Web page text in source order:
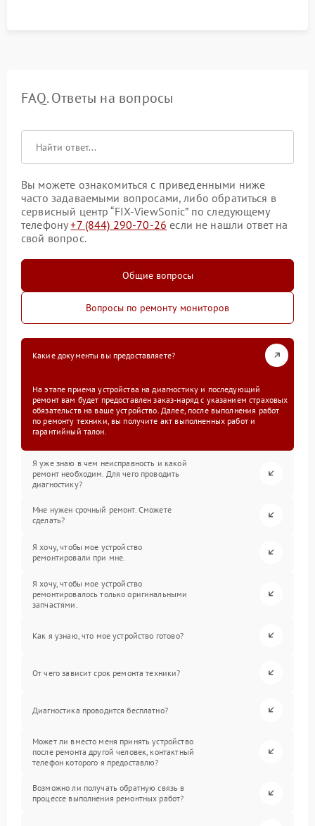
FAQ. Ответы на вопросы
Вы можете ознакомиться с приведенными ниже
часто задаваемыми вопросами, либо обратиться в
сервисный центр “FIX-ViewSonic” по следующему
телефону+7 (844) 290-70-26 если не нашли ответ на
свой вопрос.
Общие вопросы
Вопросы по ремонту мониторов
Какие документы вы предоставляете?
На этапе приема устройства на диагностику и последующий
ремонт вам будет предоставлен заказ-наряд с указанием страховых
обязательств на ваше устройство. Далее, после выполнения работ
по ремонту техники, вы получите акт выполненных работ и
гарантийный талон.
Я уже знаю в чем неисправность и какой
ремонт необходим. Для чего проводить
диагностику?
Мне нужен срочный ремонт. Сможете
сделать?
Я хочу, чтобы мое устройство
ремонтировали при мне.
Я хочу, чтобы мое устройство
ремонтировалось только оригинальными
запчастями.
Как я узнаю, что мое устройство готово?
От чего зависит срок ремонта техники?
Диагностика проводится бесплатно?
Может ли вместо меня принять устройство
после ремонта другой человек, контактный
телефон которого я предоставлю?
Возможно ли получать обратную связь в
процессе выполнения ремонтных работ?